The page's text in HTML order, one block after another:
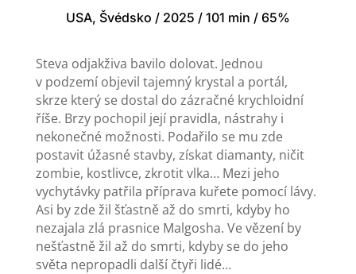
USA, Švédsko / 2025 / 101 min / 65%
Steva odjakživa bavilo dolovat. Jednou
v podzemí objevil tajemný krystal a portál,
skrze který se dostal do zázračné krychloidní
říše. Brzy pochopil její pravidla, nástrahy i
nekonečné možnosti. Podařilo se mu zde
postavit úžasné stavby, získat diamanty, ničit
zombie, kostlivce, zkrotit vlka… Mezi jeho
vychytávky patřila příprava kuřete pomocí lávy.
Asi by zde žil šťastně až do smrti, kdyby ho
nezajala zlá prasnice Malgosha. Ve vězení by
nešťastně žil až do smrti, kdyby se do jeho
světa nepropadli další čtyři lidé…